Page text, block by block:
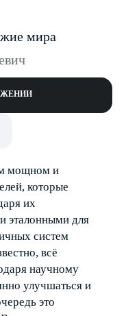
мира
мощном и
которые
их
эталонными для
систем
всё
научному
улучшаться и
это